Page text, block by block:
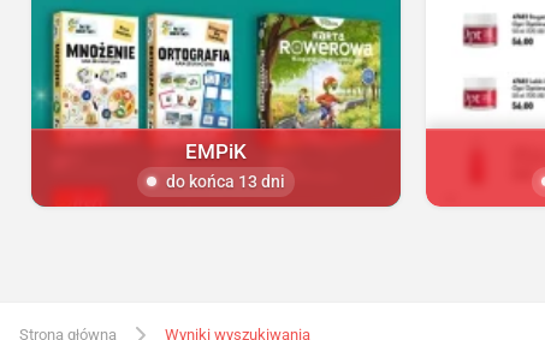
EMPiK
do końca 13 dni
Strona główna Wyniki wyszukiwania